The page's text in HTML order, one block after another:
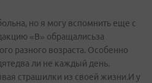
но я могу вспомнить еще с
«В» обращалисьза
разного возраста. Особенно
ли не каждый день.
страшилки из своей жизни.И у